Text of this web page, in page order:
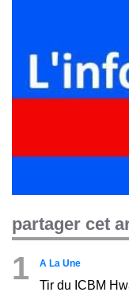
partager cet
1 A La Une
Tir du ICBM